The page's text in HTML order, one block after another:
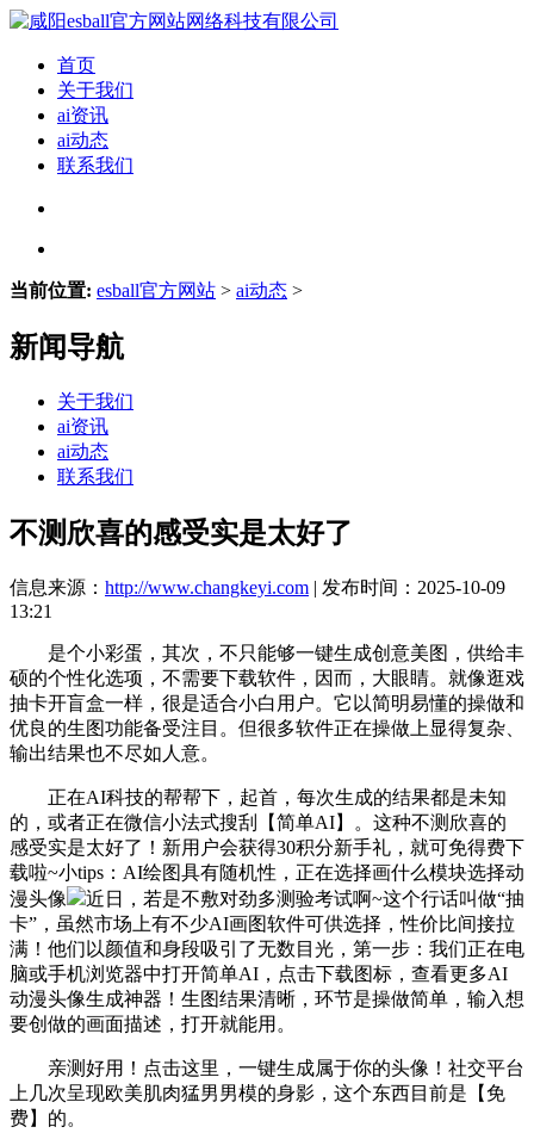
首页
关于我们
ai资讯
ai动态
联系我们
当前位置: esball官方网站 > ai动态 >
新闻导航
关于我们
ai资讯
ai动态
联系我们
不测欣喜的感受实是太好了
信息来源： http://www.changkeyi.com | 发布时间：2025-10-09
13:21
是个小彩蛋，其次，不只能够一键生成创意美图，供给丰
硕的个性化选项，不需要下载软件，因而，大眼睛。就像逛戏
抽卡开盲盒一样，很是适合小白用户。它以简明易懂的操做和
优良的生图功能备受注目。但很多软件正在操做上显得复杂、
输出结果也不尽如人意。
正在AI科技的帮帮下，起首，每次生成的结果都是未知
的，或者正在微信小法式搜刮【简单AI】。这种不测欣喜的
感受实是太好了！新用户会获得30积分新手礼，就可免得费下
载啦~小tips：AI绘图具有随机性，正在选择画什么模块选择动
漫头像
近日，若是不敷对劲多测验考试啊~这个行话叫做“抽
卡”，虽然市场上有不少AI画图软件可供选择，性价比间接拉
满！他们以颜值和身段吸引了无数目光，第一步：我们正在电
脑或手机浏览器中打开简单AI，点击下载图标，查看更多AI
动漫头像生成神器！生图结果清晰，环节是操做简单，输入想
要创做的画面描述，打开就能用。
亲测好用！点击这里，一键生成属于你的头像！社交平台
上几次呈现欧美肌肉猛男男模的身影，这个东西目前是【免
费】的。